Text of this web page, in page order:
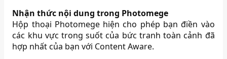
Nhận thức nội dung trong Photomege
Hộp thoại Photomege hiện cho phép bạn điền vào
các khu vực trong suốt của bức tranh toàn cảnh đã
hợp nhất của bạn với Content Aware.